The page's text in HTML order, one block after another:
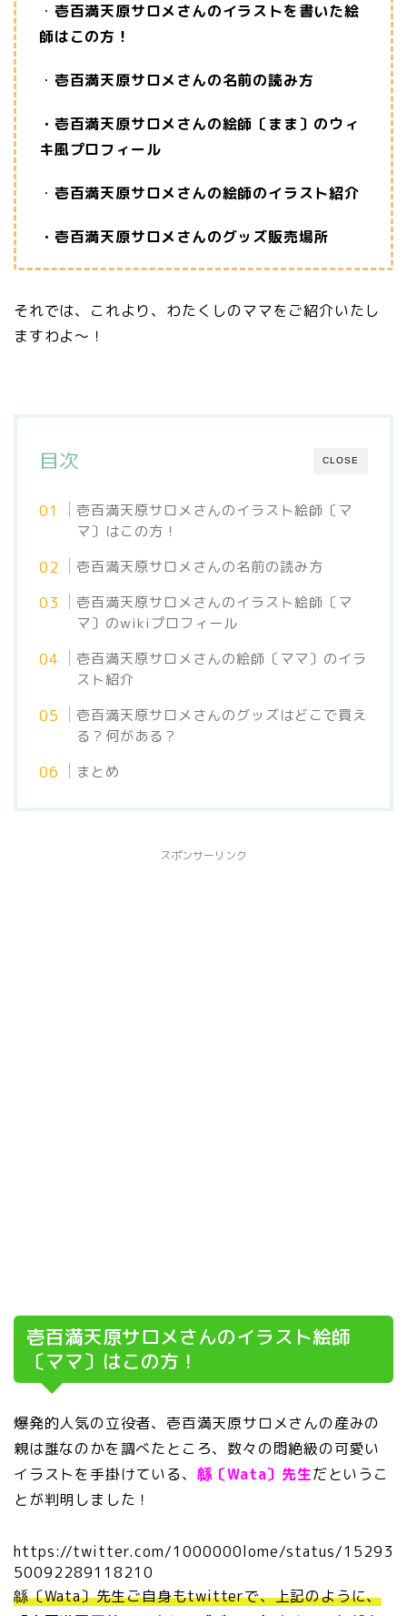
・ 壱百満天原サロメさんのイラストを書いた絵
師はこの方！
・ 壱百満天原サロメさんの名前の読み方
・壱百満天原サロメさんの絵師〔まま〕のウィ
キ風プロフィール
・ 壱百満天原サロメさんの絵師のイラスト紹介
・壱百満天原サロメさんのグッズ販売場所
それでは、これより、わたくしのママをご紹介いたし
ますわよ～！
CLOSE
目次
壱百満天原サロメさんのイラスト絵師〔マ
マ〕はこの方！
壱百満天原サロメさんの名前の読み方
壱百満天原サロメさんのイラスト絵師〔マ
マ〕のwikiプロフィール
壱百満天原サロメさんの絵師〔ママ〕のイラ
スト紹介
壱百満天原サロメさんのグッズはどこで買え
る？何がある？
まとめ
スポンサーリンク
壱百満天原サロメさんのイラスト絵師
〔ママ〕はこの方！
爆発的人気の立役者、壱百満天原サロメさんの産みの
親は誰なのかを調べたところ、数々の悶絶級の可愛い
イラストを手掛けている、 緜〔Wata〕先生だというこ
とが判明しました！
https://twitter.com/1000000lome/status/15293
50092289118210
緜〔Wata〕先生ご自身もtwitterで、上記のように、